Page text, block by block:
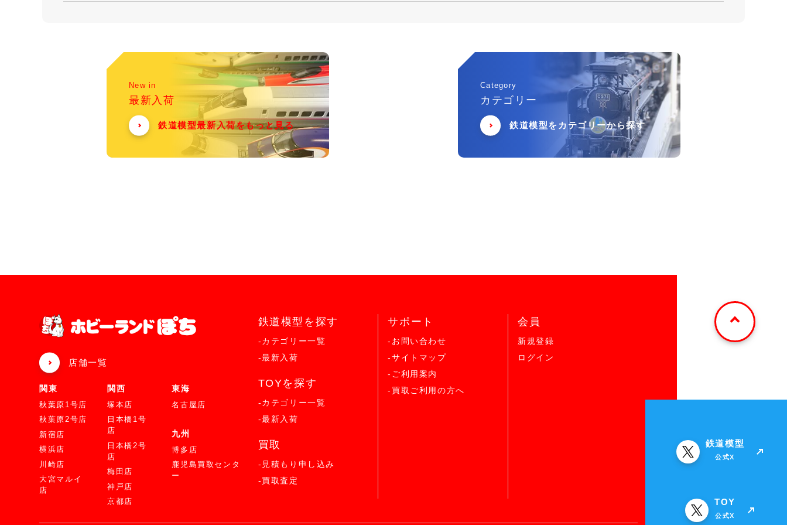
New in
最新入荷
鉄道模型最新入荷をもっと見る
Category
カテゴリー
鉄道模型をカテゴリーから探す
店舗一覧
関東
秋葉原1号店
秋葉原2号店
新宿店
横浜店
川崎店
大宮マルイ
店
関西
塚本店
日本橋1号
店
日本橋2号
店
梅田店
神戸店
京都店
東海
名古屋店
九州
博多店
鹿児島買取センタ
ー
鉄道模型を探す
-カテゴリー一覧
-最新入荷
TOYを探す
-カテゴリー一覧
-最新入荷
買取
-見積もり申し込み
-買取査定
サポート
-お問い合わせ
-サイトマップ
-ご利用案内
-買取ご利用の方へ
会員
新規登録
ログイン
鉄道模型
公式X
TOY
公式X